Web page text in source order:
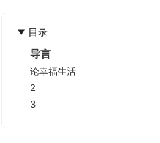
目录
导言
论幸福生活
2
3